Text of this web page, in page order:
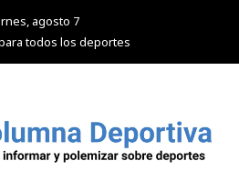
agosto 7
todos los deportes